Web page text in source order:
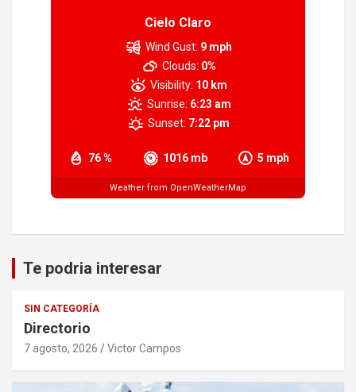
Cielo Claro
76 % 1016 mb 5 mph
Wind Gust: 9 mph
Clouds: 0%
Visibility: 10 km
Sunrise: 6:23 am
Sunset: 7:22 pm
Weather from OpenWeatherMap
Te podria interesar
SIN CATEGORÍA
Directorio
7 agosto, 2026 Victor Campos